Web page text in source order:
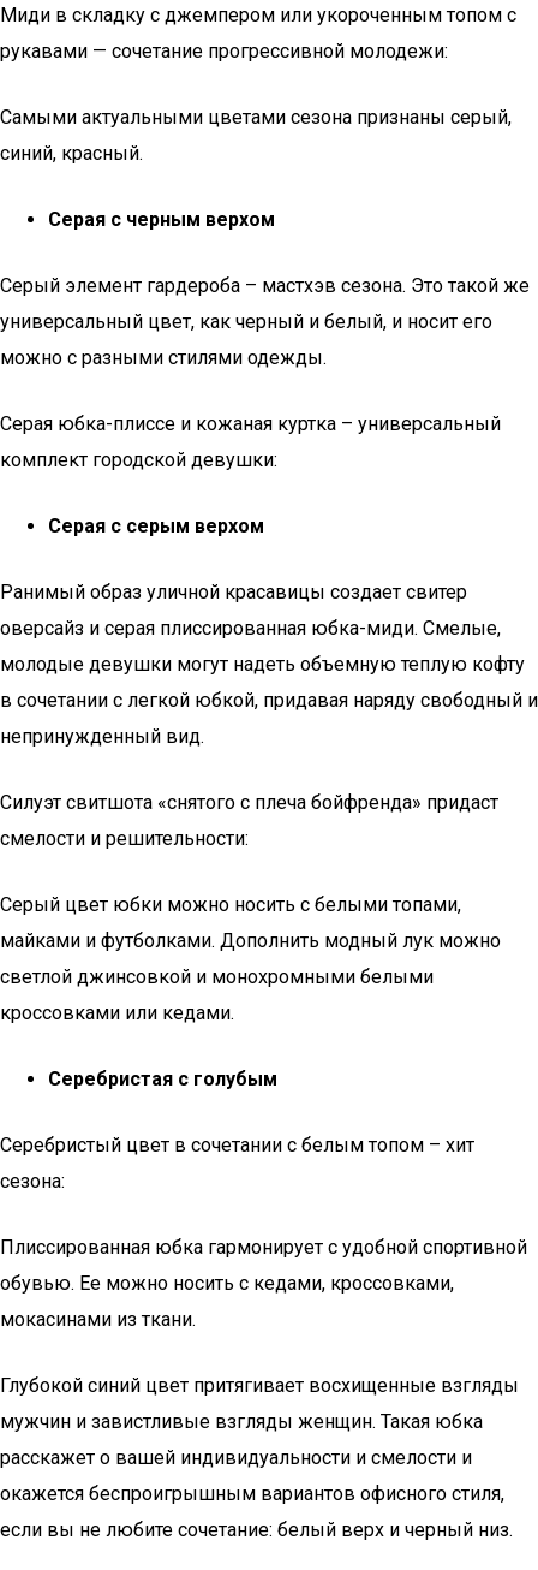
Миди в складку с джемпером или укороченным топом с
рукавами — сочетание прогрессивной молодежи:
Самыми актуальными цветами сезона признаны серый,
синий, красный.
Серая с черным верхом
Серый элемент гардероба – мастхэв сезона. Это такой же
универсальный цвет, как черный и белый, и носит его
можно с разными стилями одежды.
Серая юбка-плиссе и кожаная куртка – универсальный
комплект городской девушки:
Серая с серым верхом
Ранимый образ уличной красавицы создает свитер
оверсайз и серая плиссированная юбка-миди. Смелые,
молодые девушки могут надеть объемную теплую кофту
в сочетании с легкой юбкой, придавая наряду свободный и
непринужденный вид.
Силуэт свитшота «снятого с плеча бойфренда» придаст
смелости и решительности:
Серый цвет юбки можно носить с белыми топами,
майками и футболками. Дополнить модный лук можно
светлой джинсовкой и монохромными белыми
кроссовками или кедами.
Серебристая с голубым
Серебристый цвет в сочетании с белым топом – хит
сезона:
Плиссированная юбка гармонирует с удобной спортивной
обувью. Ее можно носить с кедами, кроссовками,
мокасинами из ткани.
Глубокой синий цвет притягивает восхищенные взгляды
мужчин и завистливые взгляды женщин. Такая юбка
расскажет о вашей индивидуальности и смелости и
окажется беспроигрышным вариантов офисного стиля,
если вы не любите сочетание: белый верх и черный низ.